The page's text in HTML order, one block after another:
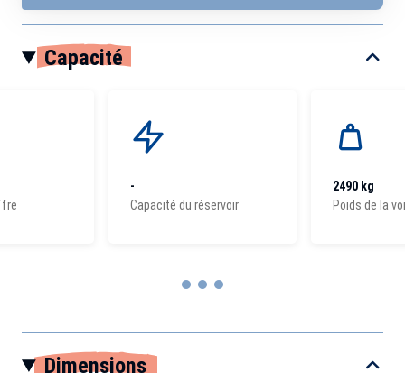
Capacité
-
Capacité du réservoir
2490 kg
Poids de la
Dimensions